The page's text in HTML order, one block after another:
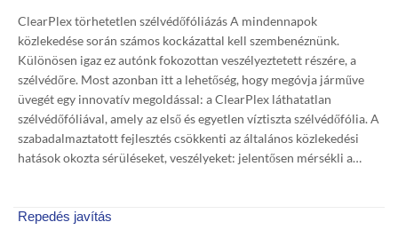
ClearPlex törhetetlen szélvédőfóliázás A mindennapok
közlekedése során számos kockázattal kell szembenéznünk.
Különösen igaz ez autónk fokozottan veszélyeztetett részére, a
szélvédőre. Most azonban itt a lehetőség, hogy megóvja járműve
üvegét egy innovatív megoldással: a ClearPlex láthatatlan
szélvédőfóliával, amely az első és egyetlen víztiszta szélvédőfólia. A
szabadalmaztatott fejlesztés csökkenti az általános közlekedési
hatások okozta sérüléseket, veszélyeket: jelentősen mérsékli a…
Repedés javítás